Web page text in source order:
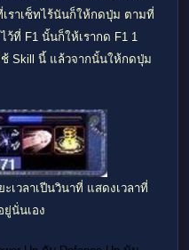
เราเซ็ทไร้นันก็ให้กดปุ่ม ตามที่
ว้ที่ F1 นั้นก็ให้เรากด F1 1
ช้ Skill นี้ แล้วจากนั้นให้กดปุ่ม
เวลาเปีนวินาที่ แสดงเวลาที่
ยู่นั่นเอง